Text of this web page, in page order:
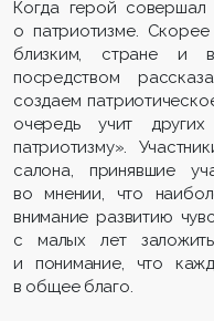
Когда герой
о патриотизме.
близким, стране и
посредством
создаем
очередь учит
патриотизму».
салона, принявшие
во мнении, что
внимание развитию
с малых лет
и понимание, что
в общее благо.